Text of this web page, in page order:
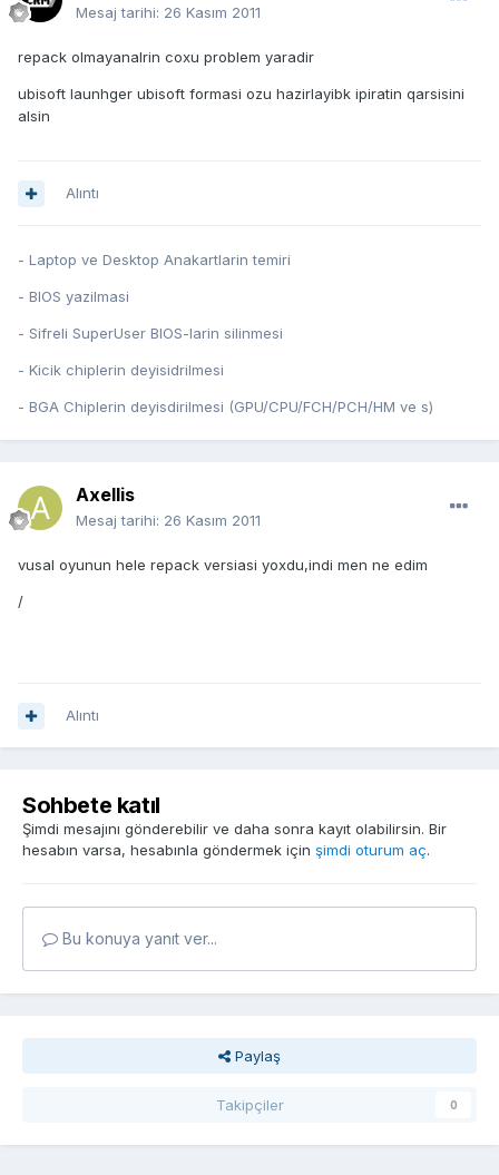
Mesaj tarihi: 26 Kasım 2011
repack olmayanalrin coxu problem yaradir
ubisoft launhger ubisoft formasi ozu hazirlayibk ipiratin qarsisini
alsin
Alıntı
- Laptop ve Desktop Anakartlarin temiri
- BIOS yazilmasi
- Sifreli SuperUser BIOS-larin silinmesi
- Kicik chiplerin deyisidrilmesi
- BGA Chiplerin deyisdirilmesi (GPU/CPU/FCH/PCH/HM ve s)
Axellis
Mesaj tarihi: 26 Kasım 2011
vusal oyunun hele repack versiasi yoxdu,indi men ne edim
/
Alıntı
Sohbete katıl
Şimdi mesajını gönderebilir ve daha sonra kayıt olabilirsin. Bir
hesabın varsa, hesabınla göndermek için şimdi oturum aç.
Bu konuya yanıt ver...
Paylaş
Takipçiler 0